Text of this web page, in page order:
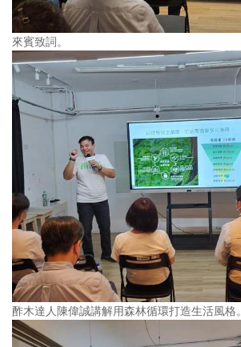
來賓致詞。
酢木達人陳偉誠講解用森林循環打造生活風格。